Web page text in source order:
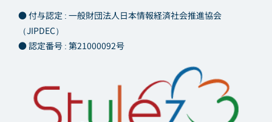
● 付与認定 : 一般財団法人日本情報経済社会推進協会
（JIPDEC）
● 認定番号 : 第21000092号